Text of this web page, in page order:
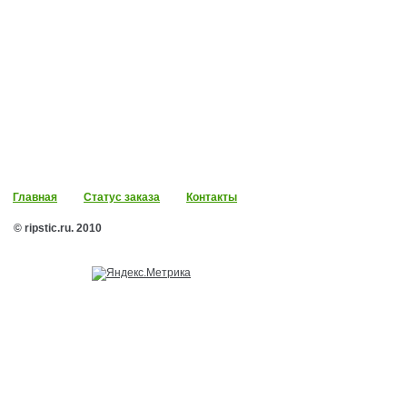
Главная Статус заказа Контакты
© ripstic.ru. 2010